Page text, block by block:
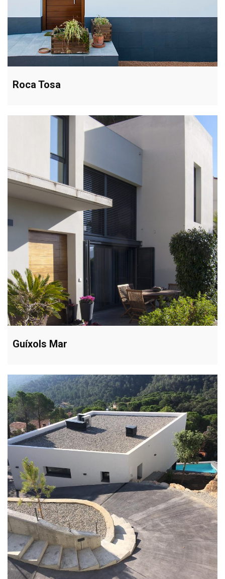
Roca Tosa
Guíxols Mar